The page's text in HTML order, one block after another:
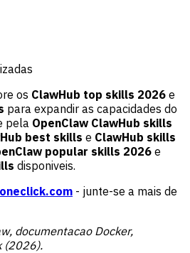
os ClawHub top skills 2026 e
para expandir as capacidades do
pela OpenClaw ClawHub skills
best skills e ClawHub skills
popular skills 2026 e
disponiveis.
- junte-se a mais de
documentacao Docker,
(2026).